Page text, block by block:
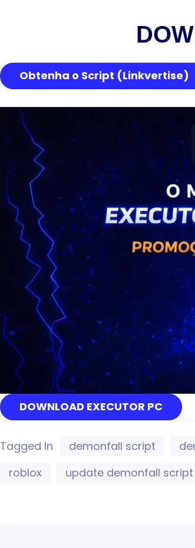
Obtenha o Script (Linkvertise)
DOWNLOAD EXECUTOR PC
Tagged In demonfall script
roblox
update demonfall script